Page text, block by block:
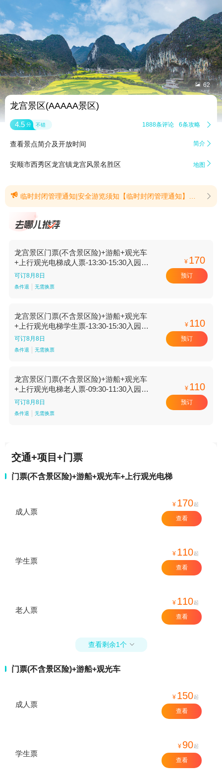
 62
龙宫景区(AAAAA景区)
4.5 分 不错 1888条评论 6条攻略 
查看景点简介及开放时间 简介 
安顺市西秀区龙宫镇龙宫风景名胜区 地图 
 临时封闭管理通知|安全游览须知【临时封闭管理通知】受强降雨影响，景区水位持续上涨。为切实筑牢汛期安全防线，保障游客人身安全与游览秩序，现对二进龙宫、通漩河景点区域实施临时封闭管理。 临时管控区域恢复开放时间将根据天气及安全排查结果另行通知，请留意后续公告。(提示有效期2026/8/3至2026/8/10)【安全游览须知】为确保您在景区的游览安全，特制旅游安全须知，请您认真阅读并切实遵守。 为提升特殊群体游客游览体验，龙宫景区在游客服务中心配备轮椅辅助器具并提供免费租借服务，设置了无障碍服务窗口，为前来咨询和购票的残疾人、老年人等特殊群体提供一对一的引导和帮助；针对行动不便的游客群体，由景区工作人员从景区半程出口处引导游客到龙潭村入口，进入核心景区；如需帮助请致电龙宫景区特殊人群求助热线：18722789266 1、请自觉遵守景区安全管理规定和秩序，在景区内照顾好老人和小孩，保管好您的随身物品。2、乘坐观光车、观光电梯、等做到上下车有序，不得强行抢位、抢道、插队，自觉维护旅游秩序，以确保安全。3、请勿在狭窄危险路段休息、拍照，以免造成拥堵和发生意外。4、请遵守景区安全提示，按景区指定线路游览，禁止偏离游道和进入非开放区域。5、禁止在景区内攀爬岩壁、树木、翻越护栏、下河游泳，禁止攀折或食用景区内野果。6、禁止在景区内使用明火、吸烟和燃放烟花爆竹。7、禁止携带任何宠物乘坐景区公共交通工具或进入景区室内公共场所；不得携带禁止类宠物（大型犬、烈性犬、大型猫科、猛禽等）进入景区；盲人携带导盲犬的，按相关规定执行；8、禁止携带有毒有害、易燃易爆物品进入景区、乘坐观光车；9、禁止任何单位或个人擅自从事“低慢小（无人机、航模、风筝等）”航空器飞行活动，除工作需要并经审批许可外，禁止携带无人机；10、景区属喀斯特地形，景区内无盲道和无障碍通道，景区内全程需步行，请合理安排好游览路线。景区水流湍急，旋涡、暗流遍布，为确保安全，严禁涉水、戏水。11、景区属山水自然景区，地形陡峭，常年雨水侵蚀，路面湿滑，在游览过程中时刻注意安全。12、为确保景区安全稳定，请配合景区在人流密集时段、区域进行的安全检查。(提示有效期2026/5/14至2026/8/31) 
龙宫景区门票(不含景区险)+游船+观光车
+上行观光电梯成人票-13:30-15:30入园
【13:30-15:30入园】
可订8月8日
条件退 无需换票
¥ 170
预订
龙宫景区门票(不含景区险)+游船+观光车
+上行观光电梯学生票-13:30-15:30入园
【13:30-15:30入园】
可订8月8日
条件退 无需换票
¥ 110
预订
龙宫景区门票(不含景区险)+游船+观光车
+上行观光电梯老人票-09:30-11:30入园
【09:30-11:30入园】
可订8月8日
条件退 无需换票
¥ 110
预订
交通+项目+门票
门票(不含景区险)+游船+观光车+上行观光电梯
成人票
¥ 170起
查看
学生票
¥ 110起
查看
老人票
¥ 110起
查看
查看剩余1个 
门票(不含景区险)+游船+观光车
成人票
¥ 150起
查看
学生票
¥ 90起
查看